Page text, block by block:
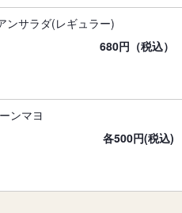
ンサラダ(レギュラー)
680円（税込）
ンマヨ
各500円(税込)